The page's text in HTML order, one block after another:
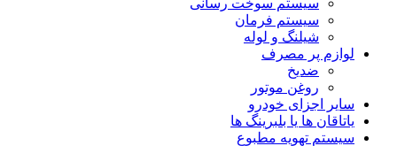
سیستم فرمان
شیلنگ و لوله
لوازم پر مصرف
ضدیخ
روغن موتور
سایر اجزای خودرو
یاتاقان ها یا بلبرینگ ها
سیستم تهویه مطبوع